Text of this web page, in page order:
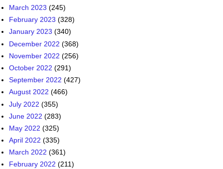
March 2023 (245)
February 2023 (328)
January 2023 (340)
December 2022 (368)
November 2022 (256)
October 2022 (291)
September 2022 (427)
August 2022 (466)
July 2022 (355)
June 2022 (283)
May 2022 (325)
April 2022 (335)
March 2022 (361)
February 2022 (211)